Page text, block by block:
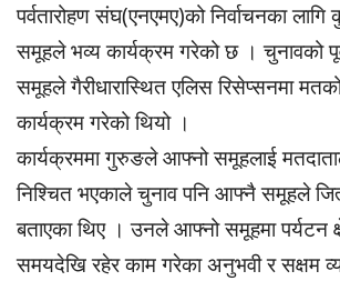
पर्वतारोहण संघ(एनएमए)को निर्वाचनका
समूहले भव्य कार्यक्रम गरेको छ । चुनावको
समूहले गैरीधारास्थित एलिस रिसेप्सनमा
कार्यक्रम गरेको थियो ।
कार्यक्रममा गुरुङले आफ्नो समूहलाई
निश्चित भएकाले चुनाव पनि आफ्नै समूहले
बताएका थिए । उनले आफ्नो समूहमा पर्यटन
समयदेखि रहेर काम गरेका अनुभवी र सक्षम